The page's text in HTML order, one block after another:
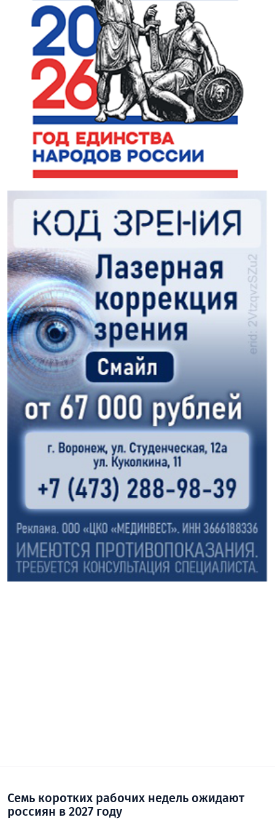
Семь коротких рабочих недель ожидают
россиян в 2027 году